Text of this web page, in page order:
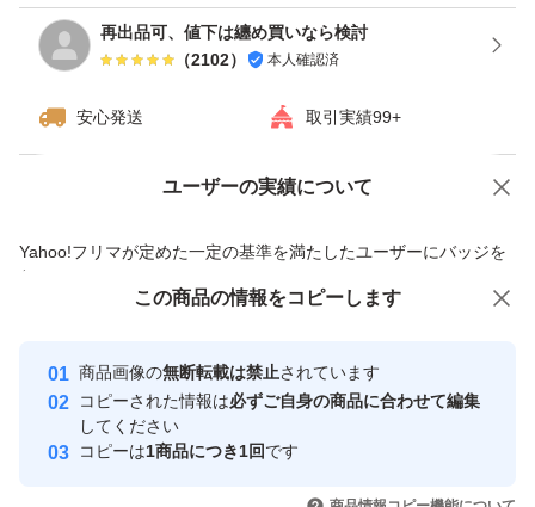
再出品可、値下は纏め買いなら検討
（2102） 本人確認済
安心発送 取引実績99+
ユーザーの実績について
Yahoo!フリマが定めた一定の基準を満たしたユーザーにバッジを
付与しています
安心取引出品者
心・安全なユーザーです
取引実績
引を完了させた実績があります
価格の相談 商品への質問
この商品の情報をコピーします
商品画像の無断転載は禁止されています
コピーされた情報は必ずご自身の商品に合わせて編集
してください
コピーは1商品につき1回です
この商品をみている人にオススメ